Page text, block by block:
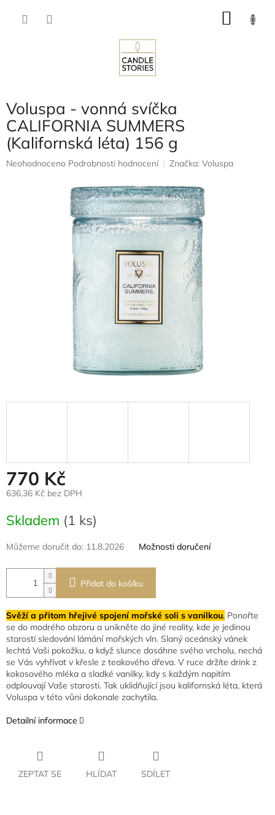
Voluspa - vonná svíčka
CALIFORNIA SUMMERS
(Kalifornská léta) 156 g
Průměrné
Neohodnoceno Podrobnosti hodnocení Značka: Voluspa
770 Kč
636,36 Kč bez DPH
cena:
Skladem (1 ks)
Můžeme doručit do: 11.8.2026 Možnosti doručení
Přidat do košíku
Svěží a přitom hřejivé spojení mořské soli s vanilkou. Ponořte
se do modrého obzoru a unikněte do jiné reality, kde je jedinou
starostí sledování lámání mořských vln. Slaný oceánský vánek
lechtá Vaši pokožku, a když slunce dosáhne svého vrcholu, nechá
se Vás vyhřívat v křesle z teakového dřeva. V ruce držíte drink z
kokosového mléka a sladké vanilky, kdy s každým napitím
odplouvají Vaše starosti. Tak uklidňující jsou kalifornská léta, která
Voluspa v této vůni dokonale zachytila.
Detailní informace
ZEPTAT SE HLÍDAT SDÍLET